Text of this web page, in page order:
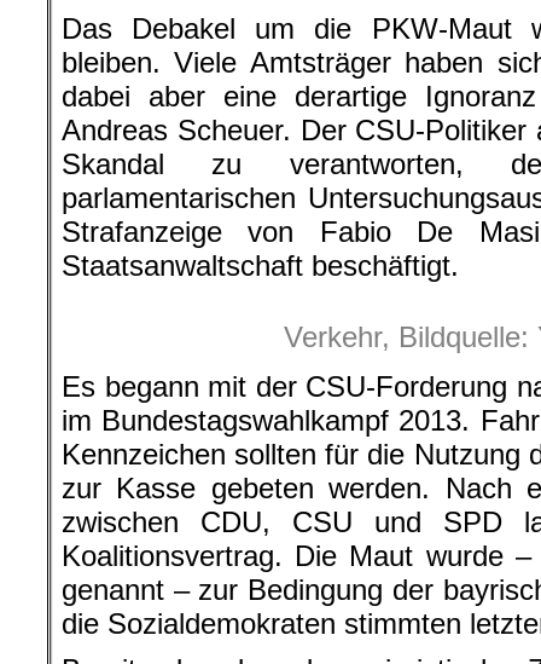
Das Debakel um die PKW-Maut
bleiben. Viele Amtsträger haben
dabei aber eine derartige
Andreas Scheuer. Der CSU-
Skandal zu verantworten,
parlamentarischen
Strafanzeige von Fabio De
Staatsanwaltschaft beschäftigt.
Verkehr, Bildquelle:
Es begann mit der CSU-Forderung
im Bundestagswahlkampf 2013.
Kennzeichen sollten für die Nutzung
zur Kasse gebeten werden. Nach
zwischen CDU, CSU und SPD
Koalitionsvertrag. Die Maut wurde –
genannt – zur Bedingung der
die Sozialdemokraten stimmten